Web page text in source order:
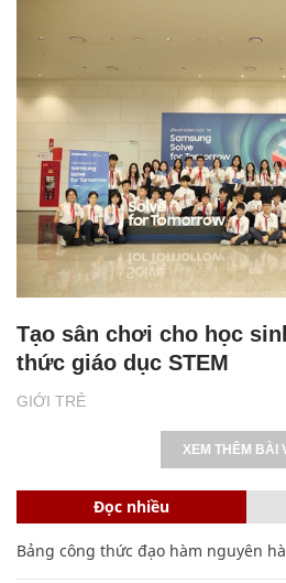
GIỚI TRẺ
Tạo sân chơi cho học
thức giáo dục STEM
XEM THÊM BÀI
Đọc nhiều
Bảng công thức đạo hàm nguyên